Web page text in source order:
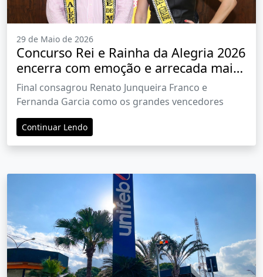
29 de Maio de 2026
Concurso Rei e Rainha da Alegria 2026
encerra com emoção e arrecada mais
de R$ 1 milhão para a Cidade de
Maria
Final consagrou Renato Junqueira Franco e
Fernanda Garcia como os grandes vencedores
Continuar Lendo